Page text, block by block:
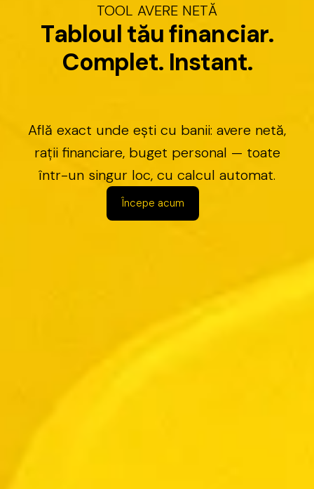
TOOL AVERE NETĂ
Tabloul tăufinanciar.
Complet. Instant.
Află exact unde ești cu banii: avere netă,
rații financiare, buget personal — toate
într-un singur loc, cu calcul automat.
Începe acum